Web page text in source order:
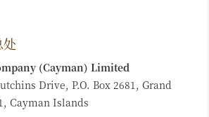
(Cayman) Limited
Drive, P.O. Box 2681, Grand
Cayman Islands